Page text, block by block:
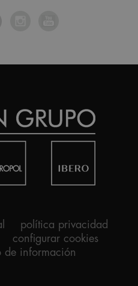
política privacidad
configurar cookies
de información